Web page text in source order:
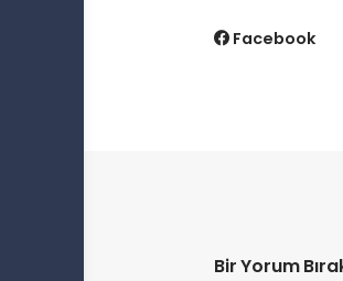
Facebook
Bir Yorum